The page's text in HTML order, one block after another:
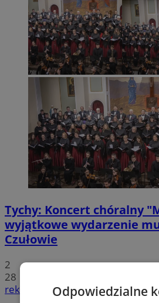
Tychy: Koncert chóralny
wyjątkowe wydarzenie
Czułowie
2
28
reklama
Odpowiedzialne